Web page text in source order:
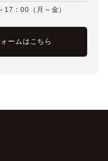
17：00（月～金）
ームはこちら